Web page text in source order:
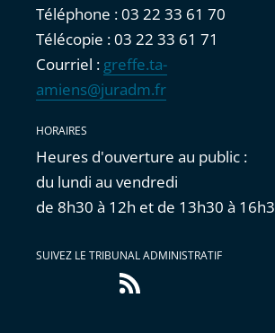
Téléphone : 03 22 33 61 70
Télécopie : 03 22 33 61 71
Courriel : greffe.ta-
amiens@juradm.fr
HORAIRES
Heures d'ouverture au public :
du lundi au vendredi
de 8h30 à 12h et de 13h30 à
SUIVEZ LE TRIBUNAL ADMINISTRATIF
Flux
RSS